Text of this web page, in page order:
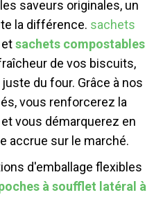
saveurs originales, un
la différence. sachets
etsachets compostables
de vos biscuits,
du four. Grâce à nos
vous renforcerez la
vous démarquerez en
accrue sur le marché.
d'emballage flexibles
à soufflet latéral à